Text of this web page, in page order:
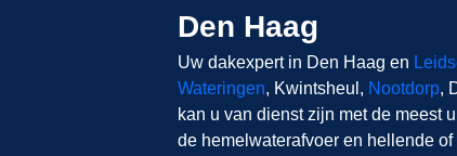
Den Haag
Uw dakexpert in Den Haag en
Wateringen, Kwintsheul, Nootdorp,
kan u van dienst zijn met de meest
de hemelwaterafvoer en hellende